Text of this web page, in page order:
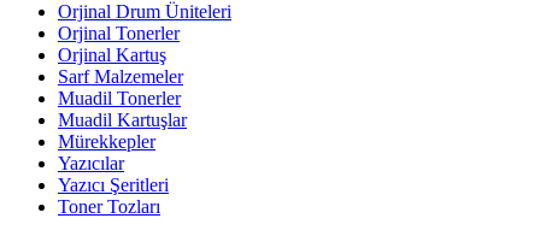
Orjinal Drum Üniteleri
Orjinal Tonerler
Orjinal Kartuş
Sarf Malzemeler
Muadil Tonerler
Muadil Kartuşlar
Mürekkepler
Yazıcılar
Yazıcı Şeritleri
Toner Tozları